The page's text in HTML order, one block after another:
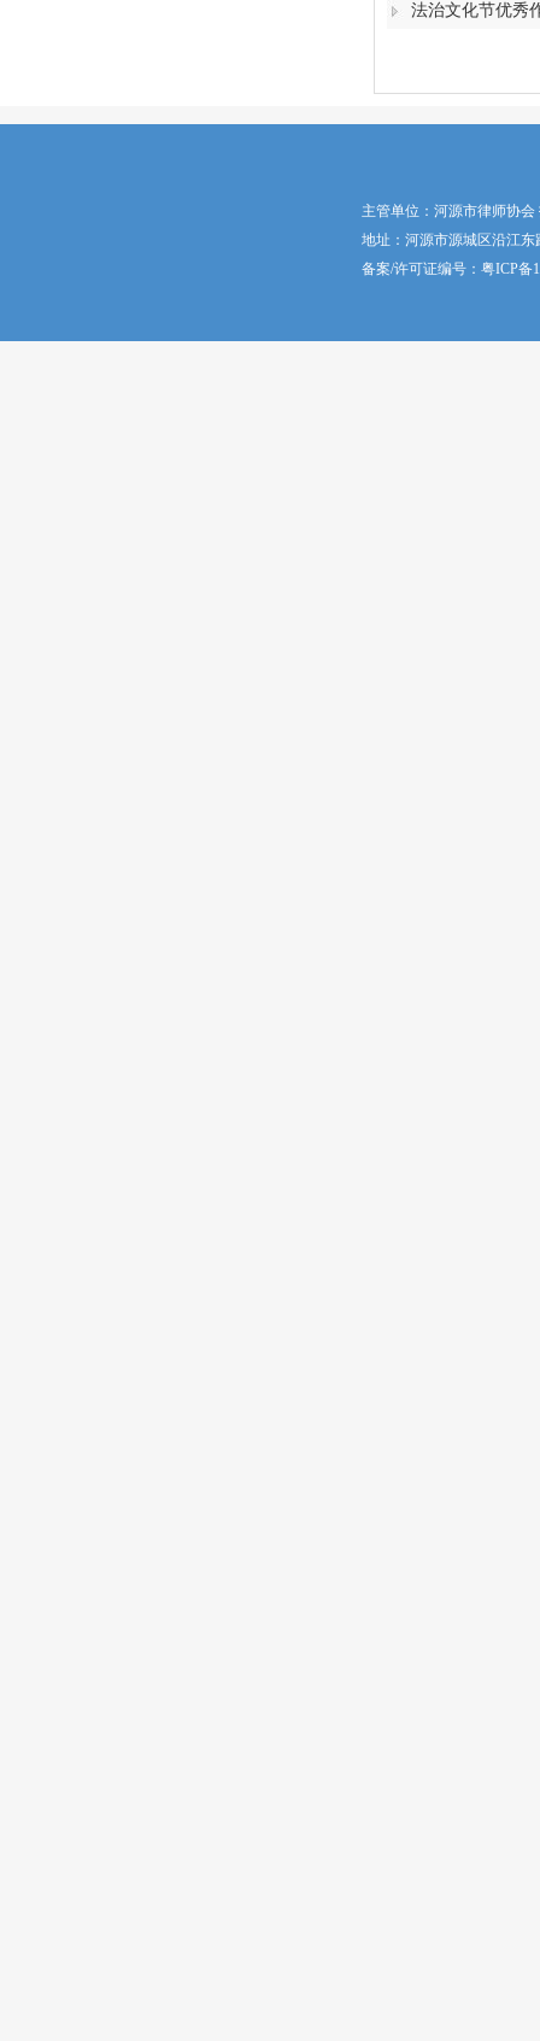
法治文化节优秀
主管单位：河源市律师协
地址：河源市源城区沿江东
备案/许可证编号： 粤ICP备